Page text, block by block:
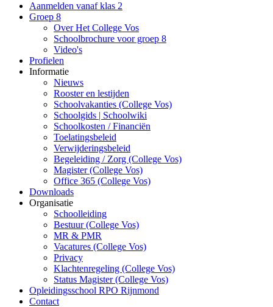
Aanmelden vanaf klas 2
Groep 8
Over Het College Vos
Schoolbrochure voor groep 8
Video's
Profielen
Informatie
Nieuws
Rooster en lestijden
Schoolvakanties (College Vos)
Schoolgids | Schoolwiki
Schoolkosten / Financiën
Toelatingsbeleid
Verwijderingsbeleid
Begeleiding / Zorg (College Vos)
Magister (College Vos)
Office 365 (College Vos)
Downloads
Organisatie
Schoolleiding
Bestuur (College Vos)
MR & PMR
Vacatures (College Vos)
Privacy
Klachtenregeling (College Vos)
Status Magister (College Vos)
Opleidingsschool RPO Rijnmond
Contact